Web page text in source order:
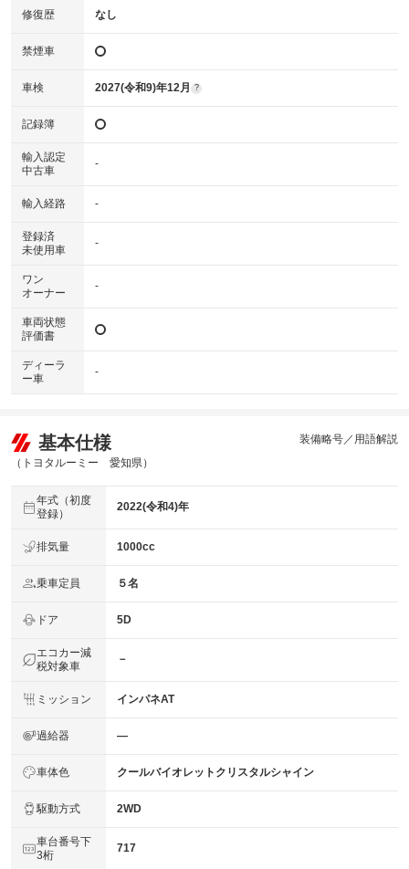
修復歴 なし
禁煙車
車検 2027(令和9)年12月 ?
記録簿
輸入認定
中古車
-
輸入経路 -
登録済
未使用車
-
ワン
オーナー
-
車両状態
評価書
ディーラ
ー車
-
基本仕様
（トヨタルーミー 愛知県）
装備略号／用語解説
年式（初度
登録）
2022(令和4)年
排気量 1000cc
乗車定員 ５名
ドア 5D
エコカー減
税対象車
－
ミッション インパネAT
過給器 ―
車体色 クールバイオレットクリスタルシャイン
駆動方式 2WD
車台番号下
3桁
717